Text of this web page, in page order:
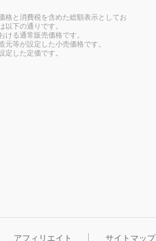
格と消費税を含めた総額表示としてお
以下の通りです。
ける通常販売価格です。
元等が設定した小売価格です。
定した定価です。
アフィリエイト サイトマップ